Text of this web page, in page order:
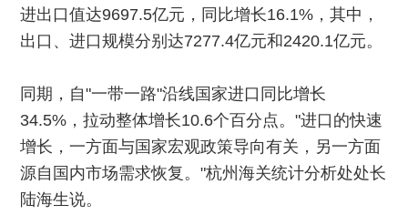
进出口值达9697.5亿元，同比增长16.1%，其中，
出口、进口规模分别达7277.4亿元和2420.1亿元。
同期，自"一带一路"沿线国家进口同比增长
34.5%，拉动整体增长10.6个百分点。"进口的快速
增长，一方面与国家宏观政策导向有关，另一方面
源自国内市场需求恢复。"杭州海关统计分析处处长
陆海生说。